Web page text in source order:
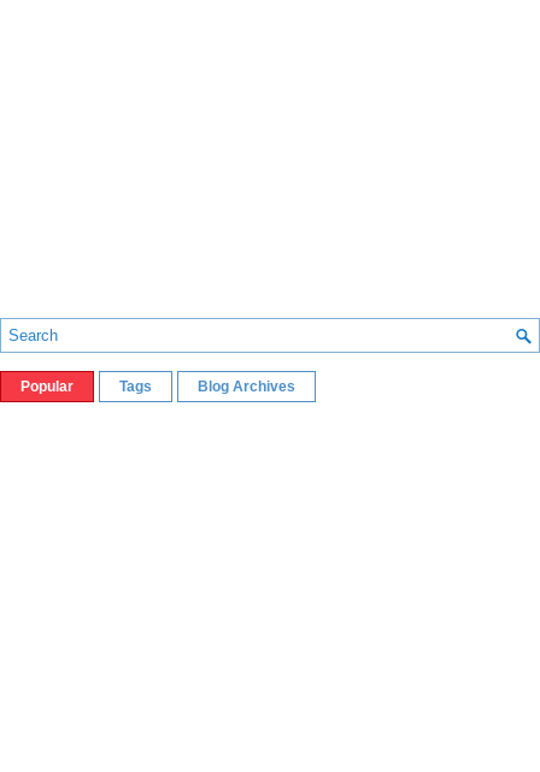
Popular Tags Blog Archives